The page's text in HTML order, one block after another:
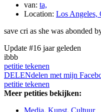
van: ta,
Location: Los Angeles,
save cri as she was abonded
Update #16 jaar geleden
ibbb
petitie tekenen
DELENdelen met mijn
petitie tekenen
Meer petities bekijken: